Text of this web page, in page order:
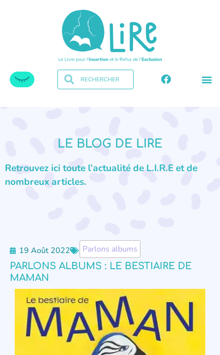
LE BLOG DE LIRE
Retrouvez ici toute l’actualité de L.I.R.E et de
nombreux articles.
19 Août 2022 Parlons albums
PARLONS ALBUMS : LE BESTIAIRE DE
MAMAN